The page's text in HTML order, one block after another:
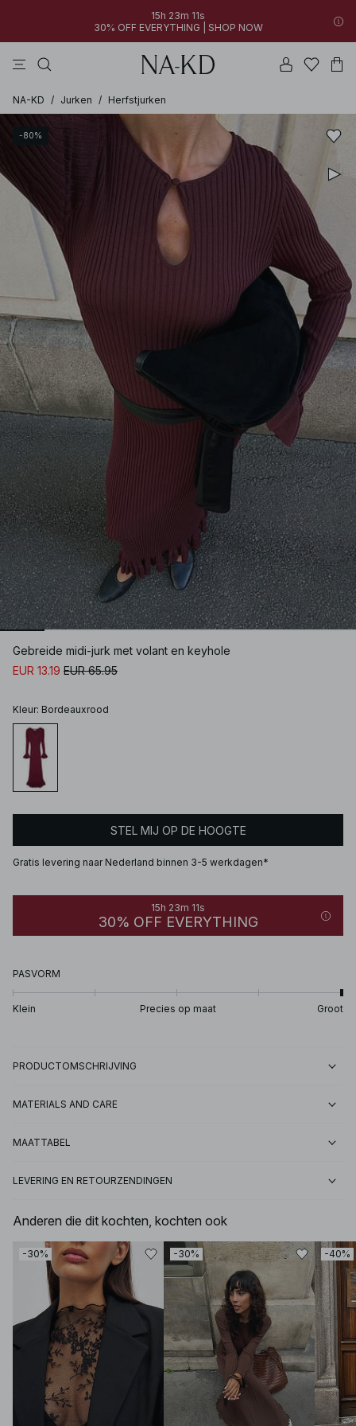
15h 23m 11s
30% OFF EVERYTHING | SHOP NOW
NA-KD / Jurken / Herfstjurken
-80%
Gebreide midi-jurk met volant en keyhole
EUR 13.19 EUR 65.95
Kleur: Bordeauxrood
STEL MIJ OP DE HOOGTE
Gratis levering naar Nederland binnen 3-5 werkdagen*
15h 23m 11s
30% OFF EVERYTHING
PASVORM
Klein Precies op maat Groot
PRODUCTOMSCHRIJVING
MATERIALS AND CARE
MAATTABEL
LEVERING EN RETOURZENDINGEN
Anderen die dit kochten, kochten ook
-30% -30% -40%